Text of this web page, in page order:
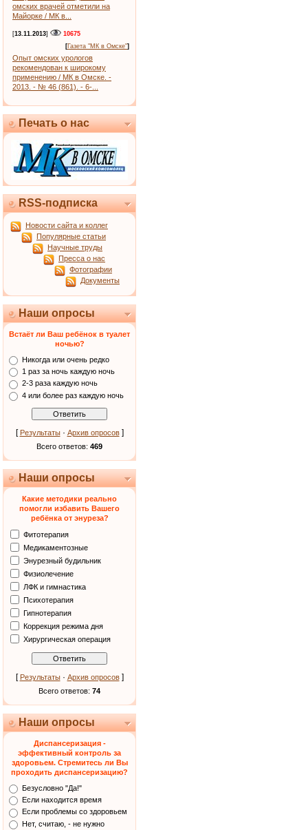
омских врачей отметили на
Майорке / МК в...
[13.11.2013]
10675
[Газета "МК в Омске"]
Опыт омских урологов
рекомендован к широкому
применению / МК в Омске. -
2013. - № 46 (861). - 6-...
Печать о нас
RSS-подписка
Новости сайта и коллег
Популярные статьи
Научные труды
Пресса о нас
Фотографии
Документы
Наши опросы
Встаёт ли Ваш ребёнок в туалет
ночью?
Никогда или очень редко
1 раз за ночь каждую ночь
2-3 раза каждую ночь
4 или более раз каждую ночь
[ Результаты· Архив опросов]
Всего ответов: 469
Наши опросы
Какие методики реально
помогли избавить Вашего
ребёнка от энуреза?
Фитотерапия
Медикаментозные
Энурезный будильник
Физиолечение
ЛФК и гимнастика
Психотерапия
Гипнотерапия
Коррекция режима дня
Хирургическая операция
[ Результаты· Архив опросов]
Всего ответов: 74
Наши опросы
Диспансеризация -
эффективный контроль за
здоровьем. Стремитесь ли Вы
проходить диспансеризацию?
Безусловно "Да!"
Если находится время
Если проблемы со здоровьем
Нет, считаю, - не нужно